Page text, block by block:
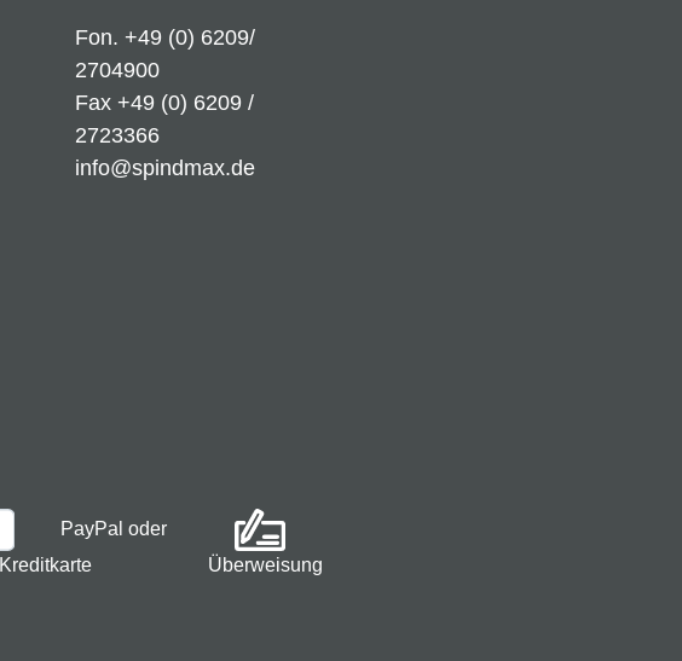
Fon. +49 (0) 6209/
2704900
Fax +49 (0) 6209 /
2723366
info@spindmax.de
PayPal oder
Kreditkarte
Überweisung